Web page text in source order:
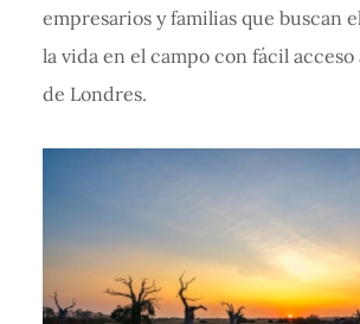
empresarios y familias que buscan
la vida en el campo con fácil
de Londres.